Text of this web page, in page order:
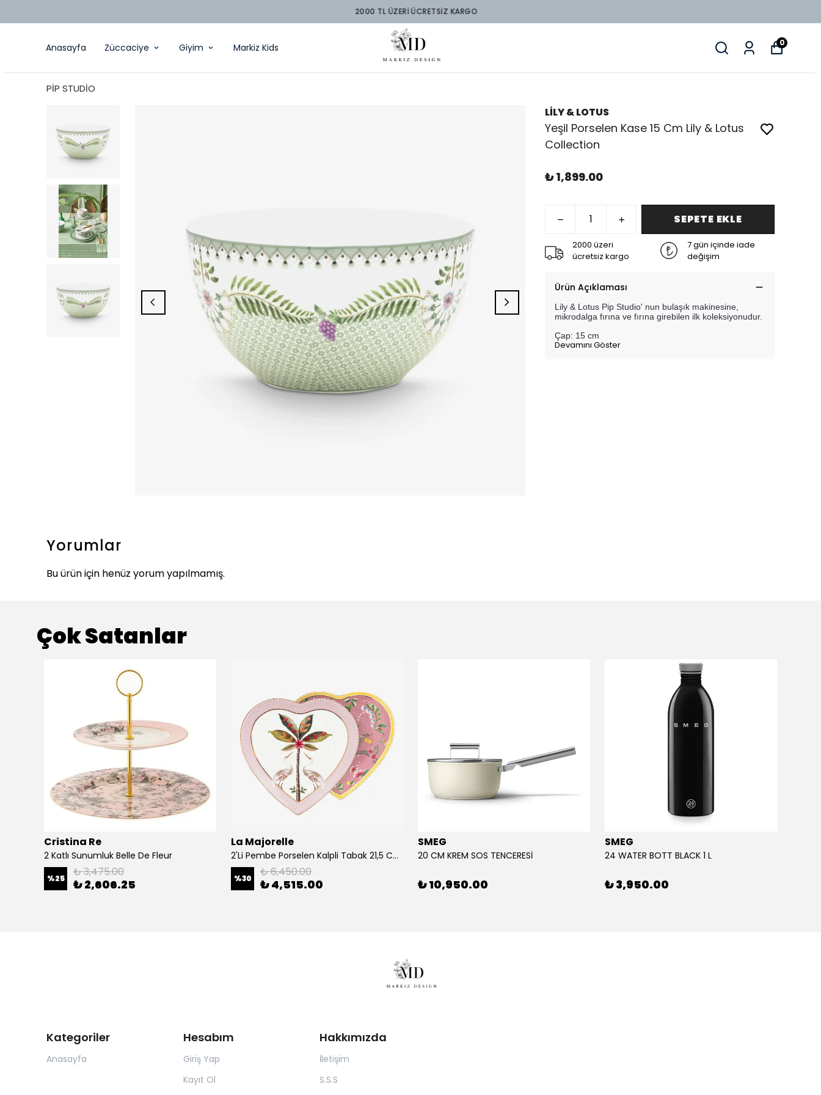
2000 TL ÜZERİ ÜCRETSİZ KARGO
Anasayfa Züccaciye Giyim Markiz Kids 0
PİP STUDİO
LİLY & LOTUS
Yeşil Porselen Kase 15 Cm Lily & Lotus
Collection
₺ 1,899.00
SEPETE EKLE
2000 üzeri
ücretsiz kargo
7 gün içinde iade
değişim
Ürün Açıklaması
Lily & Lotus Pip Studio' nun bulaşık makinesine,
mikrodalga fırına ve fırına girebilen ilk koleksiyonudur.
Çap: 15 cm
Devamını Göster
Yorumlar
Bu ürün için henüz yorum yapılmamış.
Çok Satanlar
Cristina Re
2 Katlı Sunumluk Belle De Fleur
%25 ₺ 3,475.00
₺ 2,606.25
La Majorelle
2'Li Pembe Porselen Kalpli Tabak 21,5 Cm La Majorelle
%30 ₺ 6,450.00
₺ 4,515.00
SMEG
20 CM KREM SOS TENCERESİ
₺ 10,950.00
SMEG
24 WATER BOTT BLACK 1 L
₺ 3,950.00
Kategoriler
Anasayfa
Hesabım
Giriş Yap
Kayıt Ol
Hakkımızda
İletişim
S.S.S